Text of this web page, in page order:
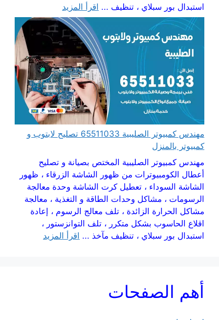
استبدال بور سبلاي ، تنظيف ... اقرأ المزيد
مهندس كمبيوتر الصليبية 65511033 تصليح لابتوب و
كمبيوتر بالمنزل
مهندس كمبيوتر الصليبية المختص بصيانة و تصليح
أعطال الكومبيوترات من ظهور الشاشة الزرقاء ، ظهور
الشاشة السوداء ، تعطيل كرت الشاشة وحدة معالجة
الرسومات ، مشاكل وحدات الطاقة و التغذية ، معالجة
مشاكل الحرارة الزائدة ، تلف معالج الرسوم ، إعادة
اقلاع الحاسوب بشكل متكرر ، تلف التوانزستور ،
استبدال بور سبلاي ، تنظيف مآخذ ... اقرأ المزيد
أهم الصفحات